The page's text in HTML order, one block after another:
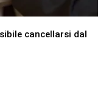
cancellarsi dal